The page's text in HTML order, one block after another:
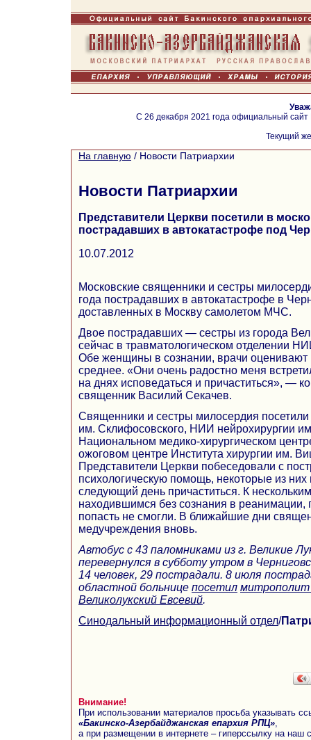
С 26 декабря 2021 года официальный
Текущий
На главную / Новости Патриархии
Новости Патриархии
Представители Церкви посетили в
пострадавших в автокатастрофе под
10.07.2012
Московские священники и сестры
года пострадавших в автокатастрофе в
доставленных в Москву самолетом МЧС.
Двое пострадавших — сестры из города
сейчас в травматологическом отделении
Обе женщины в сознании, врачи оценивают
среднее. «Они очень радостно меня
на днях исповедаться и причаститься», —
священник Василий Секачев.
Священники и сестры милосердия
им. Склифосовского, НИИ нейрохирургии
Национальном медико-хирургическом
ожоговом центре Института хирургии им.
Представители Церкви побеседовали с
психологическую помощь, некоторые из
следующий день причаститься. К
находившимся без сознания в реанимации,
попасть не смогли. В ближайшие дни
медучреждения вновь.
Автобус с 43 паломниками из г. Великие
перевернулся в субботу утром в
14 человек, 29 пострадали. 8 июля
областной больнице посетил митрополит
Великолукский Евсевий.
Синодальный информационный отдел/
Внимание!
При использовании материалов просьба указывать
«Бакинско-Азербайджанская епархия РПЦ»
а при размещении в интернете – гиперссылку на наш